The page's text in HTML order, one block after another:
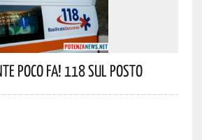
Poco Fa! 118 Sul Posto